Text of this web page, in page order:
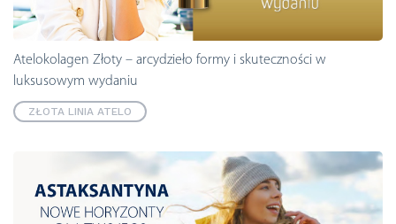
Atelokolagen Złoty – arcydzieło formy i skuteczności w
luksusowym wydaniu
ZŁOTA LINIA ATELO